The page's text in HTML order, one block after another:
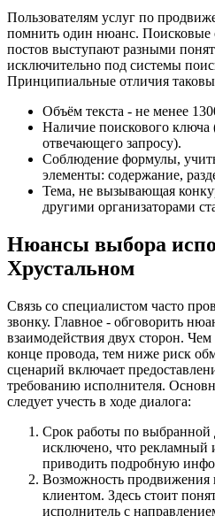
Пользователям услуг по
помнить один нюанс. Поисковые
постов выступают разными
исключительно под системы
Принципиальные отличия
Объём текста - не менее
Наличие поискового ключа
отвечающего запросу).
Соблюдение формулы,
элементы: содержание,
Тема, не вызывающая
другими организаторами
Нюансы выбора
Хрустальном
Связь со специалистом часто
звонку. Главное - обговорить
взаимодействия двух сторон.
конце провода, тем ниже риск
сценарий включает
требованию исполнителя.
следует учесть в ходе диалога:
Срок работы по выбранной
исключено, что рекламный
приводить подробную
Возможность продвижения
клиентом. Здесь стоит
исполнитель с